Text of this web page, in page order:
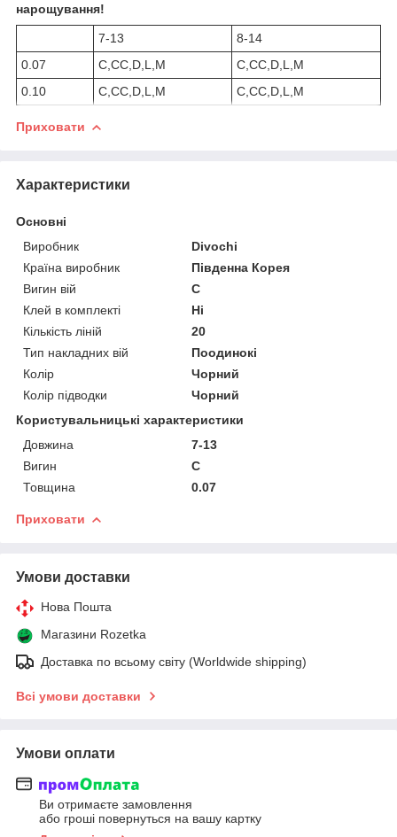
нарощування!
7-13
8-14
0.07
C,CC,D,L,M
C,CC,D,L,M
0.10
C,CC,D,L,M C,CC,D,L,M
Приховати
Характеристики
Основні
Виробник
Divochi
Країна виробник
Південна Корея
Вигин вій
C
Клей в комплекті
Ні
Кількість ліній
20
Тип накладних вій
Поодинокі
Колір
Чорний
Колір підводки
Чорний
Користувальницькі характеристики
Довжина
7-13
Вигин
C
Товщина
0.07
Приховати
Умови доставки
Нова Пошта
Магазини Rozetka
Доставка по всьому світу (Worldwide shipping)
Всі умови доставки
Умови оплати
Ви отримаєте замовлення
або гроші повернуться на вашу картку